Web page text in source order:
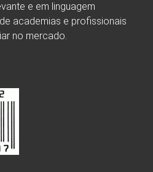
e em linguagem
academias e profissionais
no mercado.